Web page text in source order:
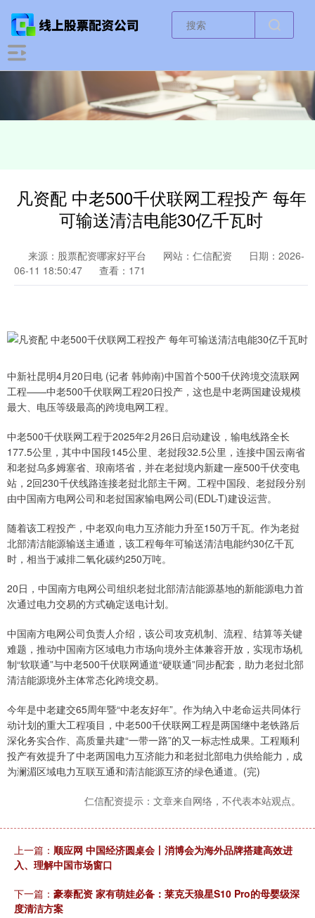
凡资配 中老500千伏联网工程投产 每年
可输送清洁电能30亿千瓦时
来源：股票配资哪家好平台 网站：仁信配资
日期：2026-
06-11 18:50:47
查看：171
中新社昆明4月20日电 (记者 韩帅南)中国首个500千伏跨境交流联网
工程——中老500千伏联网工程20日投产，这也是中老两国建设规模
最大、电压等级最高的跨境电网工程。
中老500千伏联网工程于2025年2月26日启动建设，输电线路全长
177.5公里，其中中国段145公里、老挝段32.5公里，连接中国云南省
和老挝乌多姆塞省、琅南塔省，并在老挝境内新建一座500千伏变电
站，2回230千伏线路连接老挝北部主干网。工程中国段、老挝段分别
由中国南方电网公司和老挝国家输电网公司(EDL-T)建设运营。
随着该工程投产，中老双向电力互济能力升至150万千瓦。作为老挝
北部清洁能源输送主通道，该工程每年可输送清洁电能约30亿千瓦
时，相当于减排二氧化碳约250万吨。
20日，中国南方电网公司组织老挝北部清洁能源基地的新能源电力首
次通过电力交易的方式确定送电计划。
中国南方电网公司负责人介绍，该公司攻克机制、流程、结算等关键
难题，推动中国南方区域电力市场向境外主体兼容开放，实现市场机
制“软联通”与中老500千伏联网通道“硬联通”同步配套，助力老挝北部
清洁能源境外主体常态化跨境交易。
今年是中老建交65周年暨“中老友好年”。作为纳入中老命运共同体行
动计划的重大工程项目，中老500千伏联网工程是两国继中老铁路后
深化务实合作、高质量共建“一带一路”的又一标志性成果。工程顺利
投产有效提升了中老两国电力互济能力和老挝北部电力供给能力，成
为澜湄区域电力互联互通和清洁能源互济的绿色通道。(完)
仁信配资提示：文章来自网络，不代表本站观点。
上一篇： 顺应网 中国经济圆桌会丨消博会为海外品牌搭建高效进
入、理解中国市场窗口
下一篇： 豪泰配资 家有萌娃必备：莱克天狼星S10 Pro的母婴级深
度清洁方案